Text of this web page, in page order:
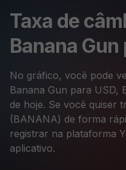
Taxa de
Banana Gun
No gráfico, você pode
Banana Gun para USD,
de hoje. Se você quiser
(BANANA) de forma
registrar na plataforma
aplicativo.